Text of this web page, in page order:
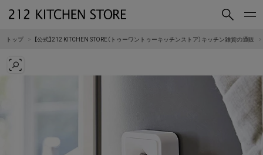
買いもの
採用情報
212 KITCHEN STORE 公式SNSアカウント
トップ 【公式】212 KITCHEN STORE（トゥーワントゥーキッチンストア）キッチン雑貨の通販